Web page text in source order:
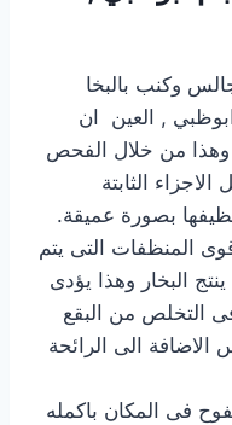
وكنب بالبخا
, العين ان
من خلال الفحص
الثابتة
بصورة عميقة.
المنظفات التى يتم
البخار وهذا يؤدى
التخلص من البقع
الى الرائحة
فى المكان باكمله